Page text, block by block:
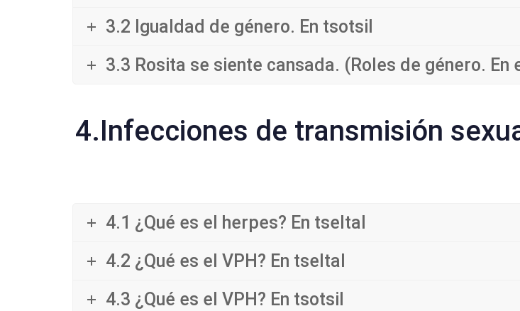
3.2 Igualdad de género. En tsotsil
3.3 Rosita se siente cansada. (Roles de género. En
4.Infecciones de transmisión
4.1 ¿Qué es el herpes? En tseltal
4.2 ¿Qué es el VPH? En tseltal
4.3 ¿Qué es el VPH? En tsotsil